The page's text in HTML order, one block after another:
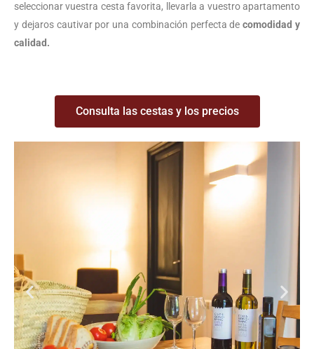
seleccionar vuestra cesta favorita, llevarla a vuestro apartamento
y dejaros cautivar por una combinación perfecta decomodidad y
calidad.
Consulta las cestas y los precios